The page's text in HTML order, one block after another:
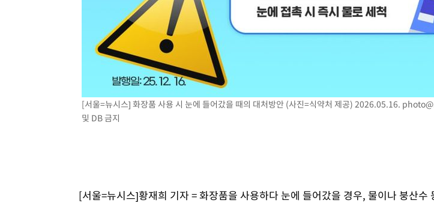
[서울=뉴시스] 화장품 사용 시 눈에 들어갔을 때의 대처방안 (사진=식약처 제공) 2026.05.16.
및 DB 금지
[서울=뉴시스]황재희 기자 = 화장품을 사용하다 눈에 들어갔을 경우, 물이나 붕산수